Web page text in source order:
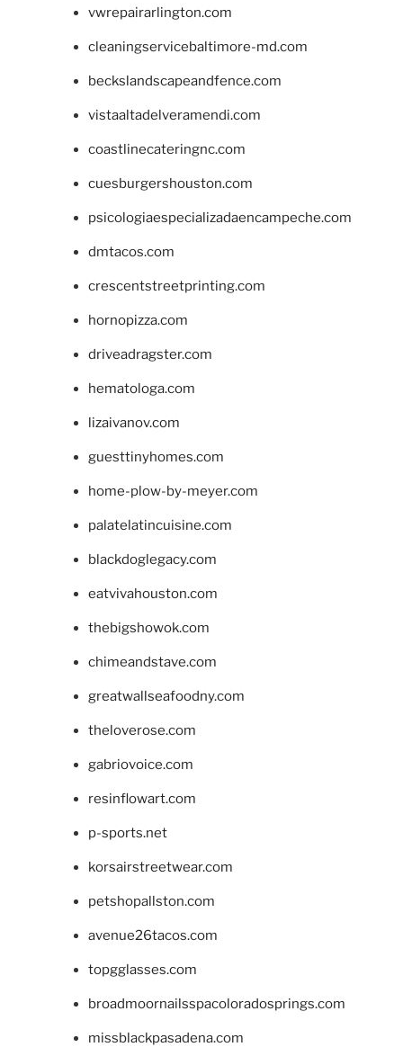
vwrepairarlington.com
cleaningservicebaltimore-md.com
beckslandscapeandfence.com
vistaaltadelveramendi.com
coastlinecateringnc.com
cuesburgershouston.com
psicologiaespecializadaencampeche.com
dmtacos.com
crescentstreetprinting.com
hornopizza.com
driveadragster.com
hematologa.com
lizaivanov.com
guesttinyhomes.com
home-plow-by-meyer.com
palatelatincuisine.com
blackdoglegacy.com
eatvivahouston.com
thebigshowok.com
chimeandstave.com
greatwallseafoodny.com
theloverose.com
gabriovoice.com
resinflowart.com
p-sports.net
korsairstreetwear.com
petshopallston.com
avenue26tacos.com
topgglasses.com
broadmoornailsspacoloradosprings.com
missblackpasadena.com